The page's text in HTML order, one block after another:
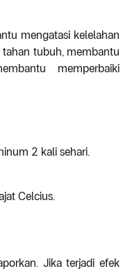
mengatasi kelelahan
tubuh, membantu
memperbaiki
2 kali sehari.
Celcius.
Jika terjadi efek